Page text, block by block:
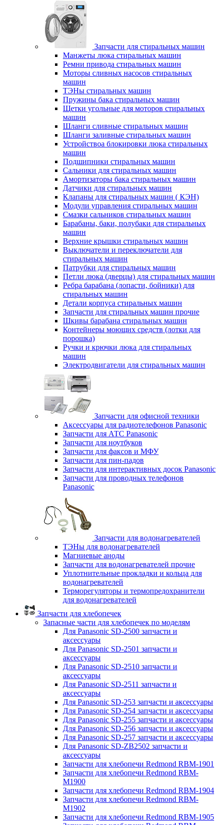
Запчасти для стиральных машин
Манжеты люка стиральных машин
Ремни привода стиральных машин
Моторы сливных насосов стиральных
машин
ТЭНы стиральных машин
Пружины бака стиральных машин
Щетки угольные для моторов стиральных
машин
Шланги сливные стиральных машин
Шланги заливные стиральных машин
Устройствоа блокировки люка стиральных
машин
Подшипники стиральных машин
Сальники для стиральных машин
Амортизаторы бака стиральных машин
Датчики для стиральных машин
Клапаны для стиральных машин ( КЭН)
Модули управления стиральных машин
Смазки сальников стиральных машин
Барабаны, баки, полубаки для стиральных
машин
Верхние крышки стиральных машин
Выключатели и переключатели для
стиральных машин
Патрубки для стиральных машин
Петли люка (дверцы) для стиральных машин
Ребра барабана (лопасти, бойники) для
стиральных машин
Детали корпуса стиральных машин
Запчасти для стиральных машин прочие
Шкивы барабана стиральных машин
Контейнеры моющих средств (лотки для
порошка)
Ручки и крючки люка для стиральных
машин
Электродвигатели для стиральных машин
Запчасти для офисной техники
Аксессуары для радиотелефонов Panasonic
Запчасти для АТС Panasonic
Запчасти для ноутбуков
Запчасти для факсов и МФУ
Запчасти для пин-падов
Запчасти для интерактивных досок Panasonic
Запчасти для проводных телефонов
Panasonic
Запчасти для водонагревателей
ТЭНы для водонагревателей
Магниевые аноды
Запчасти для водонагревателей прочие
Уплотнительные прокладки и кольца для
водонагревателей
Терморегуляторы и термопредохранители
для водонагревателей
Запчасти для хлебопечек
Запасные части для хлебопечек по моделям
Для Panasonic SD-2500 запчасти и
аксессуары
Для Panasonic SD-2501 запчасти и
аксессуары
Для Panasonic SD-2510 запчасти и
аксессуары
Для Panasonic SD-2511 запчасти и
аксессуары
Для Panasonic SD-253 запчасти и аксессуары
Для Panasonic SD-254 запчасти и аксессуары
Для Panasonic SD-255 запчасти и аксессуары
Для Panasonic SD-256 запчасти и аксессуары
Для Panasonic SD-257 запчасти и аксессуары
Для Panasonic SD-ZB2502 запчасти и
аксессуары
Запчасти для хлебопечи Redmond RBM-1901
Запчасти для хлебопечи Redmond RBM-
M1900
Запчасти для хлебопечи Redmond RBM-1904
Запчасти для хлебопечи Redmond RBM-
M1902
Запчасти для хлебопечи Redmond RBM-1905